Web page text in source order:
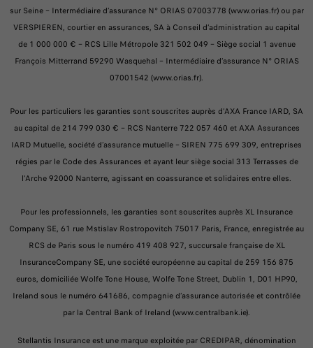
sur Seine – Intermédiaire d’assurance N° ORIAS 07003778 (www.orias.fr) ou par
VERSPIEREN, courtier en assurances, SA à Conseil d’administration au capital
de 1 000 000 € – RCS Lille Métropole 321 502 049 – Siège social 1 avenue
François Mitterrand 59290 Wasquehal – Intermédiaire d’assurance N° ORIAS
07001542 (www.orias.fr).​
Pour les particuliers les garanties sont souscrites auprès d’AXA France IARD, SA
au capital de 214 799 030 € – RCS Nanterre 722 057 460 et AXA Assurances
IARD Mutuelle, société d’assurance mutuelle – SIREN 775 699 309, entreprises
régies par le Code des Assurances et ayant leur siège social 313 Terrasses de
l’Arche 92000 Nanterre, agissant en coassurance et solidaires entre elles.
Pour les professionnels, les garanties sont souscrites auprès XL Insurance
Company SE, 61 rue Mstislav Rostropovitch 75017 Paris, France, enregistrée au
RCS de Paris sous le numéro 419 408 927, succursale française de XL
InsuranceCompany SE, une société européenne au capital de 259 156 875
euros, domiciliée Wolfe Tone House, Wolfe Tone Street, Dublin 1, D01 HP90,
Ireland sous le numéro 641686, compagnie d’assurance autorisée et contrôlée
par la Central Bank of Ireland (www.centralbank.ie).
Stellantis Insurance est une marque exploitée par CREDIPAR, dénomination